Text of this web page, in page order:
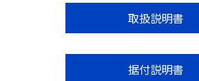
取扱説明書
据付説明書